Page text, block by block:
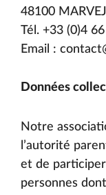
48100
Tél. +33 (0)4
Email :
Données
Notre
l’autorité
et de
personnes